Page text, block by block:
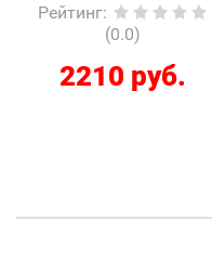
Рейтинг:
(0.0)
2210 руб.